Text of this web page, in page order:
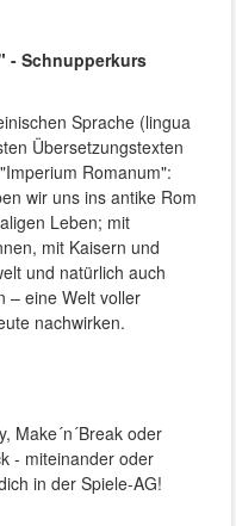
- Schnupperkurs
Sprache (lingua
Übersetzungstexten
Romanum":
wir uns ins antike Rom
Leben; mit
mit Kaisern und
und natürlich auch
– eine Welt voller
nachwirken.
Make´n´Break oder
- miteinander oder
in der Spiele-AG!